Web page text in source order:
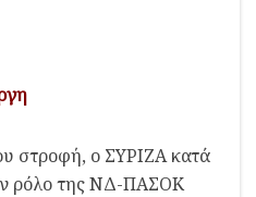
στροφή, ο ΣΥΡΙΖΑ κατά
ρόλο της ΝΔ-ΠΑΣΟΚ